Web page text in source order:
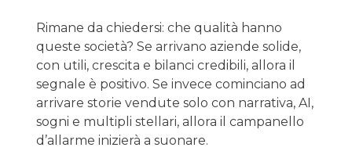
Rimane da chiedersi: che qualità hanno
queste società? Se arrivano aziende solide,
con utili, crescita e bilanci credibili, allora il
segnale è positivo. Se invece cominciano ad
arrivare storie vendute solo con narrativa, AI,
sogni e multipli stellari, allora il campanello
d’allarme inizierà a suonare.